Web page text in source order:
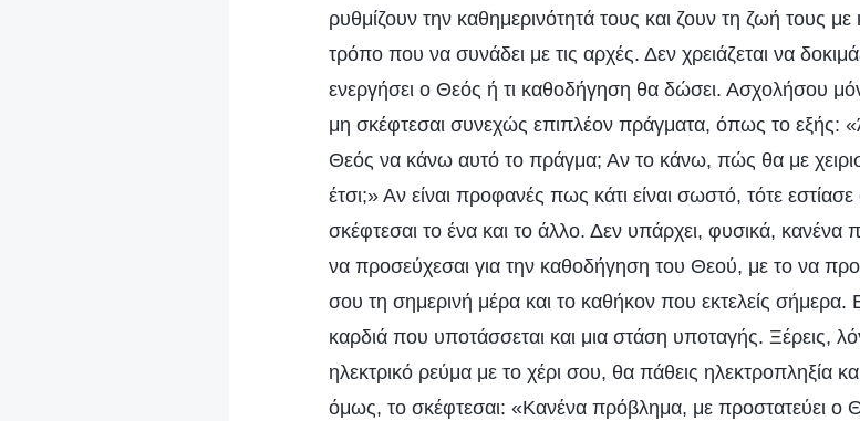
ρυθμίζουν την καθημερινότητά τους και ζουν τη ζωή τους
τρόπο που να συνάδει με τις αρχές. Δεν χρειάζεται να
ενεργήσει ο Θεός ή τι καθοδήγηση θα δώσει. Ασχολήσου
μη σκέφτεσαι συνεχώς επιπλέον πράγματα, όπως το εξής:
Θεός να κάνω αυτό το πράγμα; Αν το κάνω, πώς θα με
έτσι;» Αν είναι προφανές πως κάτι είναι σωστό, τότε
σκέφτεσαι το ένα και το άλλο. Δεν υπάρχει, φυσικά,
να προσεύχεσαι για την καθοδήγηση του Θεού, με το να
σου τη σημερινή μέρα και το καθήκον που εκτελείς σήμερα.
καρδιά που υποτάσσεται και μια στάση υποταγής. Ξέρεις,
ηλεκτρικό ρεύμα με το χέρι σου, θα πάθεις ηλεκτροπληξία
όμως, το σκέφτεσαι: «Κανένα πρόβλημα, με προστατεύει